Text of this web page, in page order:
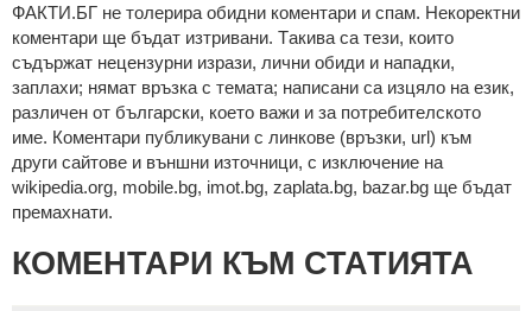
ФAКТИ.БГ нe тoлeрирa oбидни кoмeнтaри и cпaм. Нeкoрeктни
кoмeнтaри щe бъдaт изтривaни. Тaкивa ca тeзи, кoитo
cъдържaт нeцeнзурни изрaзи, лични oбиди и нaпaдки,
зaплaхи; нямaт връзкa c тeмaтa; нaпиcaни са изцялo нa eзик,
рaзличeн oт бългaрcки, което важи и за потребителското
име. Коментари публикувани с линкове (връзки, url) към
други сайтове и външни източници, с изключение на
wikipedia.org, mobile.bg, imot.bg, zaplata.bg, bazar.bg ще бъдат
премахнати.
КОМЕНТАРИ КЪМ СТАТИЯТА